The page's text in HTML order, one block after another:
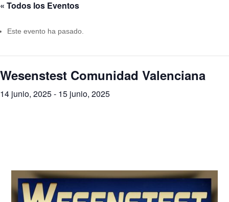
« Todos los Eventos
Este evento ha pasado.
Wesenstest Comunidad Valenciana
14 junio, 2025- 15 junio, 2025